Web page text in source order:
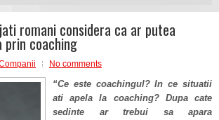
romani considera ca ar putea
prin coaching
No comments
“Ce este coachingul? In ce situatii
ati apela la coaching? Dupa cate
sedinte ar trebui sa apara